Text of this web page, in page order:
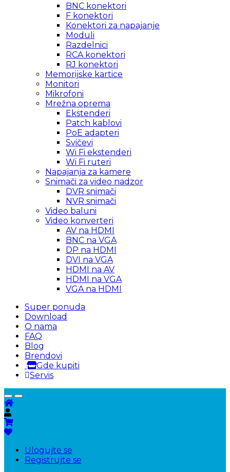
BNC konektori
F konektori
Konektori za napajanje
Moduli
Razdelnici
RCA konektori
RJ konektori
Memorijske kartice
Monitori
Mikrofoni
Mrežna oprema
Ekstenderi
Patch kablovi
PoE adapteri
Svičevi
Wi Fi ekstenderi
Wi Fi ruteri
Napajanja za kamere
Snimači za video nadzor
DVR snimači
NVR snimači
Video baluni
Video konverteri
AV na HDMI
BNC na VGA
DP na HDMI
DVI na VGA
HDMI na AV
HDMI na VGA
VGA na HDMI
Super ponuda
Download
O nama
FAQ
Blog
Brendovi
Gde kupiti
Servis
Ulogujte se
Registrujte se